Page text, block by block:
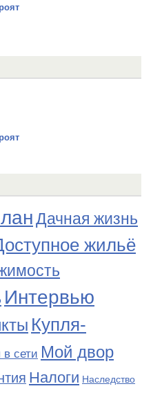
Дачная жизнь
жильё
Интервью
Купля-
сети Мой двор
Налоги Наследство